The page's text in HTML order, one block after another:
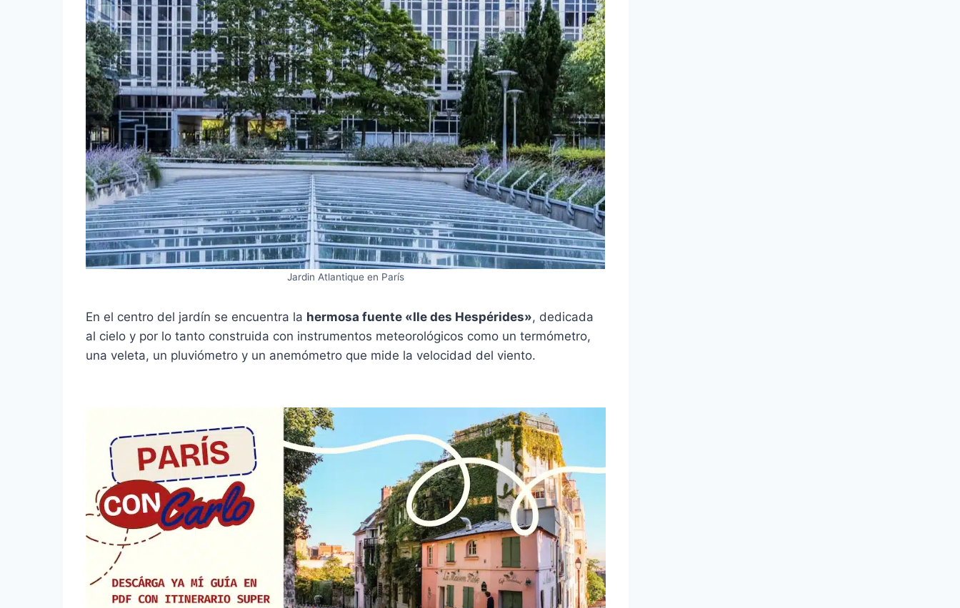
Jardin Atlantique en París
En el centro del jardín se encuentra la hermosa fuente «Ile des Hespérides», dedicada
al cielo y por lo tanto construida con instrumentos meteorológicos como un termómetro,
una veleta, un pluviómetro y un anemómetro que mide la velocidad del viento.